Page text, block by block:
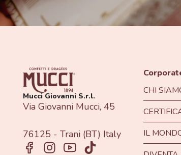
Mucci Giovanni S.r.l.
Via Giovanni Mucci, 45
76125 - Trani (BT) Italy
CHI
IL